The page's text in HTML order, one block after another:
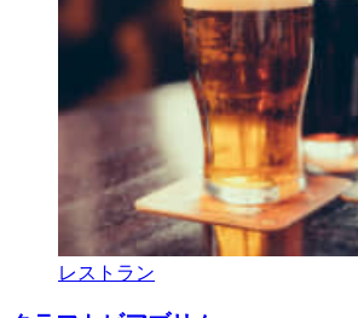
レストラン